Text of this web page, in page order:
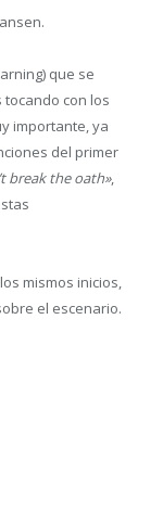
que se
con los
importante, ya
del primer
break the oath»,
mismos inicios,
el escenario.